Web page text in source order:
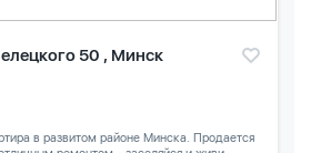
50 , Минск
в развитом районе Минска. Продается